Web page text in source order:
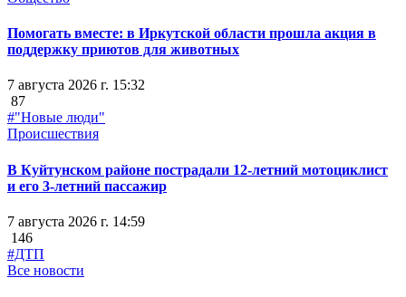
Помогать вместе: в Иркутской области прошла акция в
поддержку приютов для животных
7 августа 2026 г. 15:32
87
#"Новые люди"
Происшествия
В Куйтунском районе пострадали 12-летний мотоциклист
и его 3-летний пассажир
7 августа 2026 г. 14:59
146
#ДТП
Все новости